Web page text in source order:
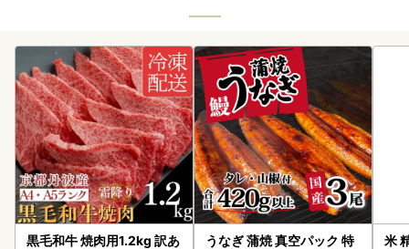
黒毛和牛 焼肉用1.2kg 訳あ
うなぎ 蒲焼 真空パック 特
米